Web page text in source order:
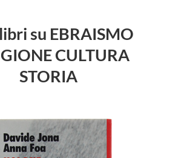
su EBRAISMO
CULTURA
STORIA